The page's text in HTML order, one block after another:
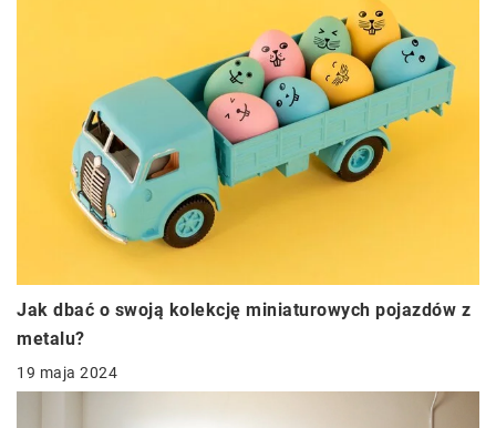
Jak dbać o swoją kolekcję miniaturowych pojazdów z
metalu?
19 maja 2024